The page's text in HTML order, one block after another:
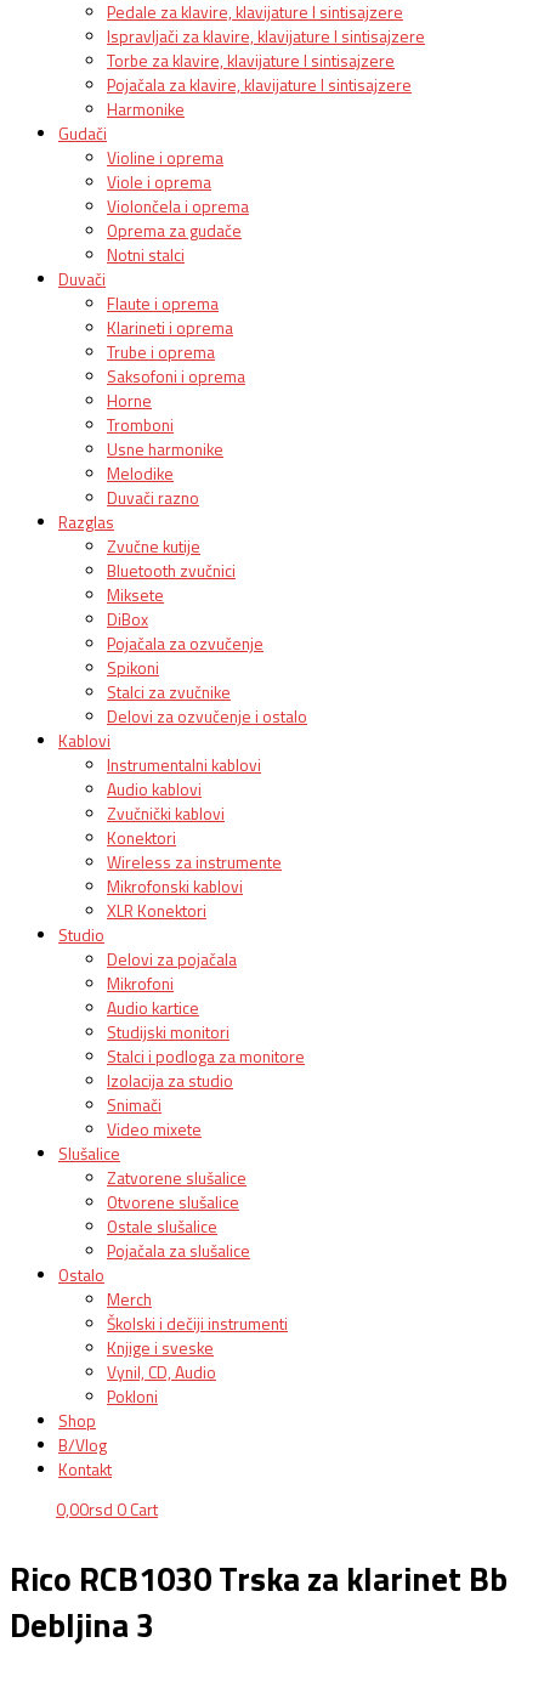
Pedale za klavire, klavijature I sintisajzere
Ispravljači za klavire, klavijature I sintisajzere
Torbe za klavire, klavijature I sintisajzere
Pojačala za klavire, klavijature I sintisajzere
Harmonike
Gudači
Violine i oprema
Viole i oprema
Violončela i oprema
Oprema za gudače
Notni stalci
Duvači
Flaute i oprema
Klarineti i oprema
Trube i oprema
Saksofoni i oprema
Horne
Tromboni
Usne harmonike
Melodike
Duvači razno
Razglas
Zvučne kutije
Bluetooth zvučnici
Miksete
DiBox
Pojačala za ozvučenje
Spikoni
Stalci za zvučnike
Delovi za ozvučenje i ostalo
Kablovi
Instrumentalni kablovi
Audio kablovi
Zvučnički kablovi
Konektori
Wireless za instrumente
Mikrofonski kablovi
XLR Konektori
Studio
Delovi za pojačala
Mikrofoni
Audio kartice
Studijski monitori
Stalci i podloga za monitore
Izolacija za studio
Snimači
Video mixete
Slušalice
Zatvorene slušalice
Otvorene slušalice
Ostale slušalice
Pojačala za slušalice
Ostalo
Merch
Školski i dečiji instrumenti
Knjige i sveske
Vynil, CD, Audio
Pokloni
Shop
B/Vlog
Kontakt
0,00rsd 0 Cart
Rico RCB1030 Trska za klarinet Bb
Debljina 3